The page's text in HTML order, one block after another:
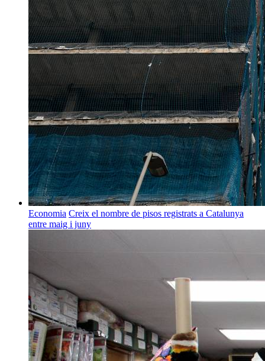
Economia Creix el nombre de pisos registrats a Catalunya
entre maig i juny